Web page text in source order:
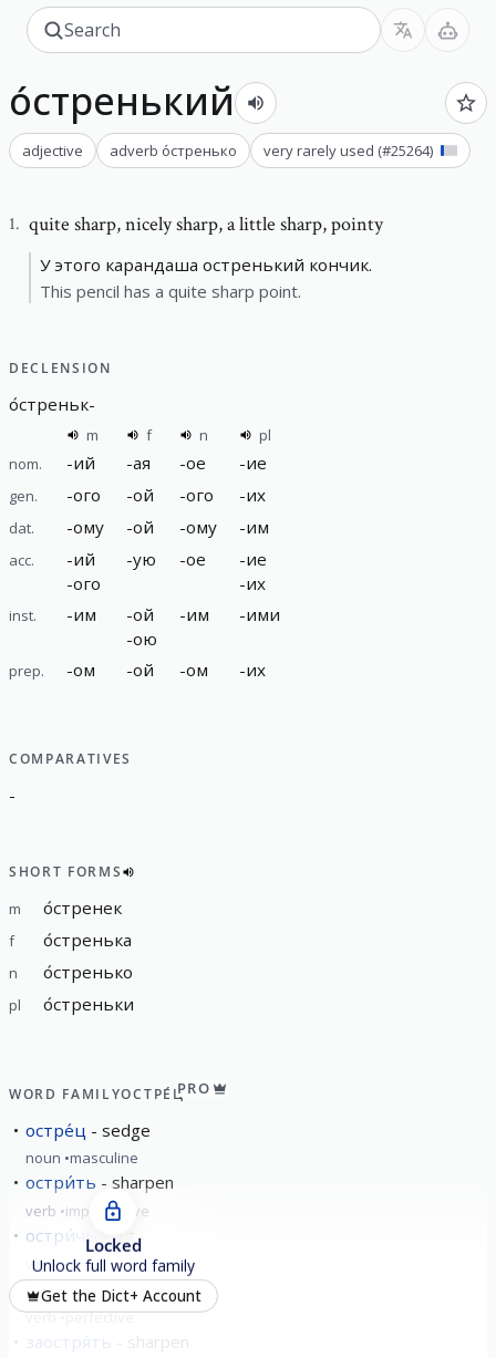
о́стренький
adjective adverb о́стренько very rarely used (#25264)
1. quite sharp,nicely sharp, a little sharp, pointy
У этого карандаша остренький кончик.
This pencil has a quite sharp point.
DECLENSION
о́стреньк-
m f n
pl
nom.
-ий -ая -ое -ие
gen. -ого -ой -ого -их
dat. -ому -ой -ому -им
acc. -ий
-ого
-ую -ое -ие
-их
inst. -им -ой
-ою
-им -ими
prep. -ом -ой -ом -их
COMPARATIVES
-
SHORT FORMS
m о́стренек
f о́стренька
n о́стренько
pl о́стреньки
WORD FAMILYОСТРЕ́ЦPRO
остре́ц sedge
noun masculine
остри́ть sharpen
verb imperfective
остри́чь cut
verb perfective
заостри́ть sharpen
verb perfective
заостря́ть
Locked
Unlock full word family
Get the Dict+ Account